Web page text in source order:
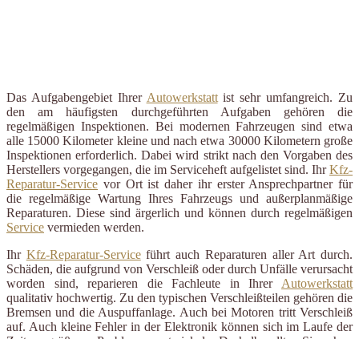
Das Aufgabengebiet Ihrer Autowerkstattist sehr umfangreich. Zu
den am häufigsten durchgeführten Aufgaben gehören die
regelmäßigen Inspektionen. Bei modernen Fahrzeugen sind etwa
alle 15000 Kilometer kleine und nach etwa 30000 Kilometern große
Inspektionen erforderlich. Dabei wird strikt nach den Vorgaben des
Herstellers vorgegangen, die im Serviceheft aufgelistet sind. IhrKfz-
Reparatur-Service vor Ort ist daher ihr erster Ansprechpartner für
die regelmäßige Wartung Ihres Fahrzeugs und außerplanmäßige
Reparaturen. Diese sind ärgerlich und können durch regelmäßigen
Service vermieden werden.
Ihr Kfz-Reparatur-Serviceführt auch Reparaturen aller Art durch.
Schäden, die aufgrund von Verschleiß oder durch Unfälle verursacht
worden sind, reparieren die Fachleute in Ihrer Autowerkstatt
qualitativ hochwertig. Zu den typischen Verschleißteilen gehören die
Bremsen und die Auspuffanlage. Auch bei Motoren tritt Verschleiß
auf. Auch kleine Fehler in der Elektronik können sich im Laufe der